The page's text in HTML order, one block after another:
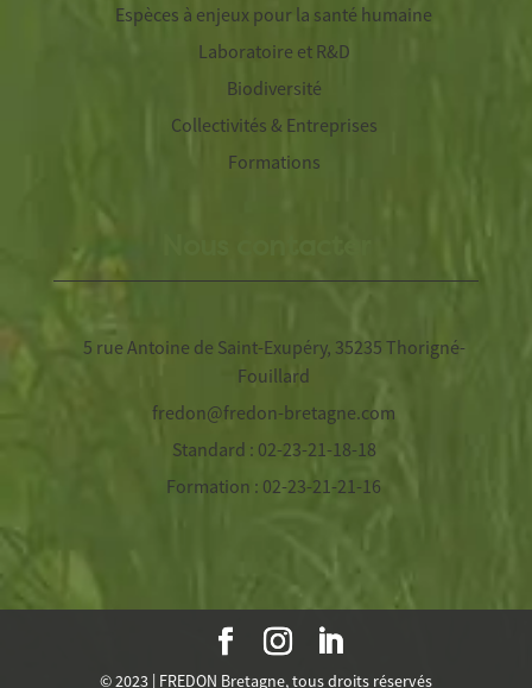
Espèces à enjeux pour la santé humaine
Laboratoire et R&D
Biodiversité
Collectivités & Entreprises
Formations
5 rue Antoine de Saint-Exupéry, 35235 Thorigné-
Fouillard
fredon@fredon-bretagne.com
Standard : 02-23-21-18-18
Formation : 02-23-21-21-16
© 2023 | FREDON Bretagne, tous droits réservés